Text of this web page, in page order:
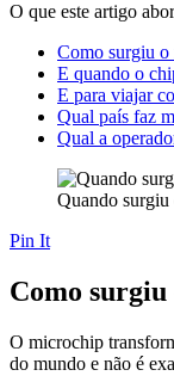
O que este artigo
Como surgiu
E quando o
E para viajar
Qual país faz
Qual a
Quando
Pin It
Como
O microchip
do mundo e não é